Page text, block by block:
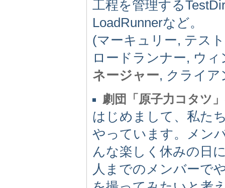
工程を管理する
LoadRunnerなど。
(マーキュリー, テス
ロードランナー, ウ
ネージャー, クライ
劇団「原子力コタツ
はじめまして、私た
やっています。メン
んな楽しく休みの日
人までのメンバーで